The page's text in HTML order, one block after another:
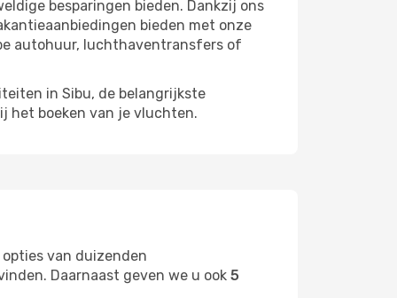
besparingen bieden. Dankzij ons
bieden met onze
autohuur, luchthaventransfers of
in Sibu, de belangrijkste
het boeken van je vluchten.
van duizenden
Daarnaast geven we u ook 5